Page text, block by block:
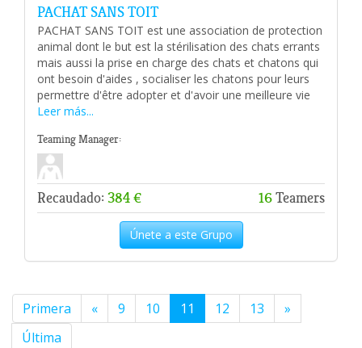
PACHAT SANS TOIT
PACHAT SANS TOIT est une association de protection
animal dont le but est la stérilisation des chats errants
mais aussi la prise en charge des chats et chatons qui
ont besoin d'aides , socialiser les chatons pour leurs
permettre d'être adopter et d'avoir une meilleure vie
Leer más...
Teaming Manager:
Recaudado: 384 € 16Teamers
Únete a este Grupo
Primera « 9 10 11 12 13
»
Última